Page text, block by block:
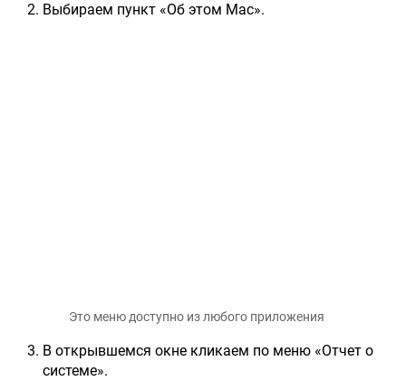
Выбираем пункт «Об этом Mac».
Это меню доступно из любого приложения
В открывшемся окне кликаем по меню «Отчет о
системе».